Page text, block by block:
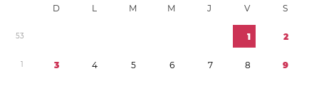
D L M M J V S
53 1 2
1 3 4 5 6 7 8 9